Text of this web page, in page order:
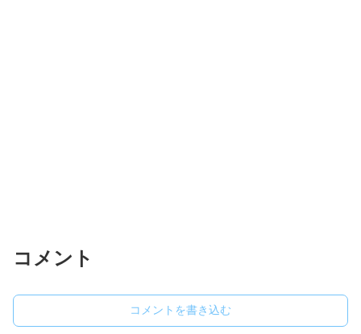
コメント
コメントを書き込む